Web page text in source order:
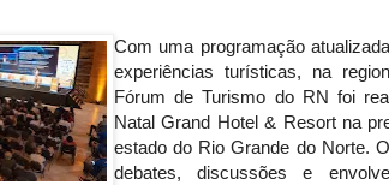
Com uma programação
experiências turísticas, na
Fórum de Turismo do RN foi
Natal Grand Hotel & Resort na
estado do Rio Grande do Norte.
debates, discussões e